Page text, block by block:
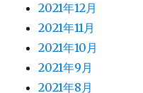
2021年12月
2021年11月
2021年10月
2021年9月
2021年8月